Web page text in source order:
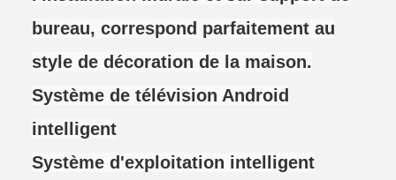
bureau, correspond parfaitement au
style de décoration de la maison.
Système de télévision Android
intelligent
Système d'exploitation intelligent